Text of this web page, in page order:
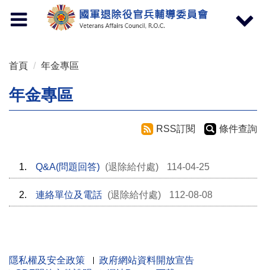
Toggle
navigation
Toggle
首頁 年金專區
年金專區
RSS訂閱 條件查詢
1. Q&A(問題回答) (退除給付處) 114-04-25
2. 連絡單位及電話 (退除給付處) 112-08-08
隱私權及安全政策
政府網站資料開放宣告